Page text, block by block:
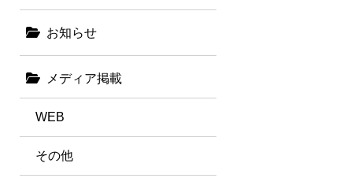
お知らせ
メディア掲載
WEB
その他